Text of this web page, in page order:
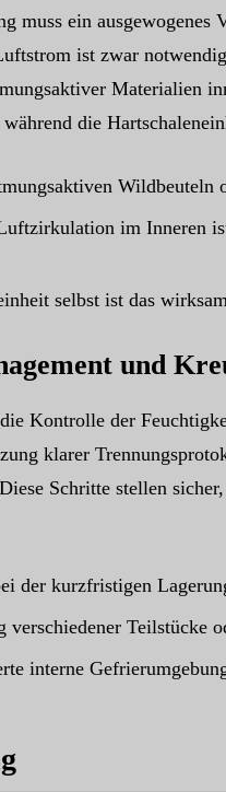
muss ein
ist zwar
Materialien
die
im Inneren
selbst ist das
und
Kontrolle der
klarer
Schritte stellen
der kurzfristigen
verschiedener Teilstücke
interne